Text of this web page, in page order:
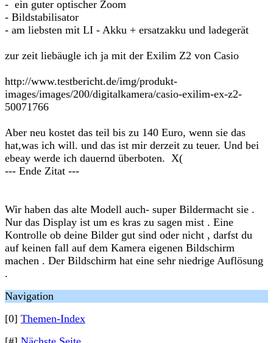
- ein guter optischer Zoom
- Bildstabilisator
- am liebsten mit LI - Akku + ersatzakku und ladegerät
zur zeit liebäugle ich ja mit der Exilim Z2 von Casio
http://www.testbericht.de/img/produkt-
images/images/200/digitalkamera/casio-exilim-ex-z2-
50071766
Aber neu kostet das teil bis zu 140 Euro, wenn sie das
hat,was ich will. und das ist mir derzeit zu teuer. Und bei
ebeay werde ich dauernd überboten. X(
--- Ende Zitat ---
Wir haben das alte Modell auch- super Bildermacht sie .
Nur das Display ist um es kras zu sagen mist . Eine
Kontrolle ob deine Bilder gut sind oder nicht , darfst du
auf keinen fall auf dem Kamera eigenen Bildschirm
machen . Der Bildschirm hat eine sehr niedrige Auflösung
.
Navigation
[0] Themen-Index